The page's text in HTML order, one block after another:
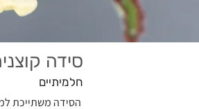
סידה
חלמיתיים